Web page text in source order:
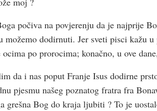
počiva na povjerenju da je najprije
dodirnuti. Jer sveti pisci kažu
po prorocima; konačno, u ove
da i nas poput Franje Isus dodirne
pjesmu našeg poznatog fratra fra
grešna Bog do kraja ljubiti ? To je